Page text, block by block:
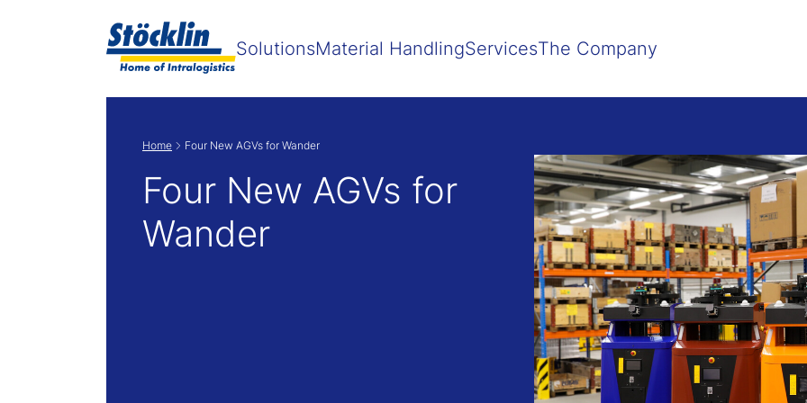
SolutionsMaterial HandlingServicesThe Company
Home Four New AGVs for Wander
Four New AGVs for
Wander